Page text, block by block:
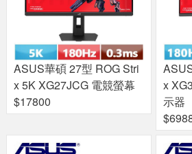
ASUS華碩 27型 ROG Stri
x 5K XG27JCG 電競螢幕
$17800
x
示器